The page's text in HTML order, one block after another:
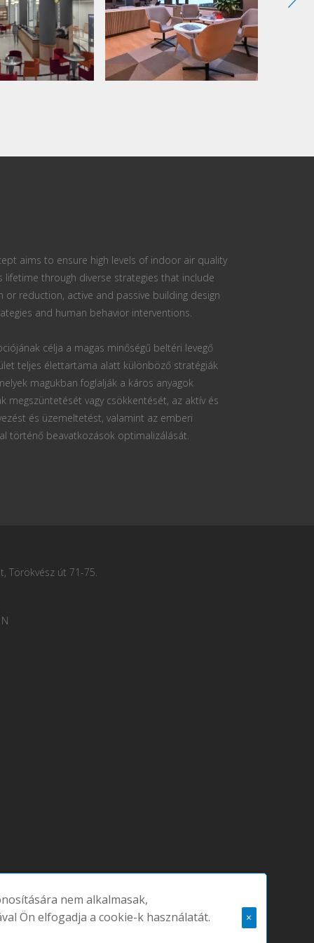
aims to ensure high levels of indoor air quality
lifetime through diverse strategies that include
or reduction, active and passive building design
and human behavior interventions.
célja a magas minőségű beltéri levegő
teljes élettartama alatt különböző stratégiák
magukban foglalják a káros anyagok
megszüntetését vagy csökkentését, az aktív és
és üzemeltetést, valamint az emberi
történő beavatkozások optimalizálását.
Törökvész út 71-75.
nem alkalmasak,
Ön elfogadja a cookie-k használatát.
×